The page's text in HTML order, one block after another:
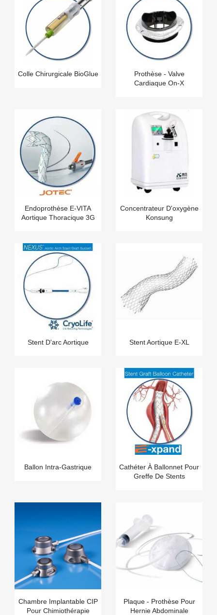
Colle Chirurgicale BioGlue
Prothèse - Valve
Cardiaque On-X
Endoprothèse E-VITA
Aortique Thoracique 3G
Concentrateur D'oxygène
Konsung
Stent D'arc Aortique Stent Aortique E-XL
Ballon Intra-Gastrique
Cathéter À Ballonnet Pour
Greffe De Stents
Chambre Implantable CIP
Pour Chimiothérapie
Plaque - Prothèse Pour
Hernie Abdominale